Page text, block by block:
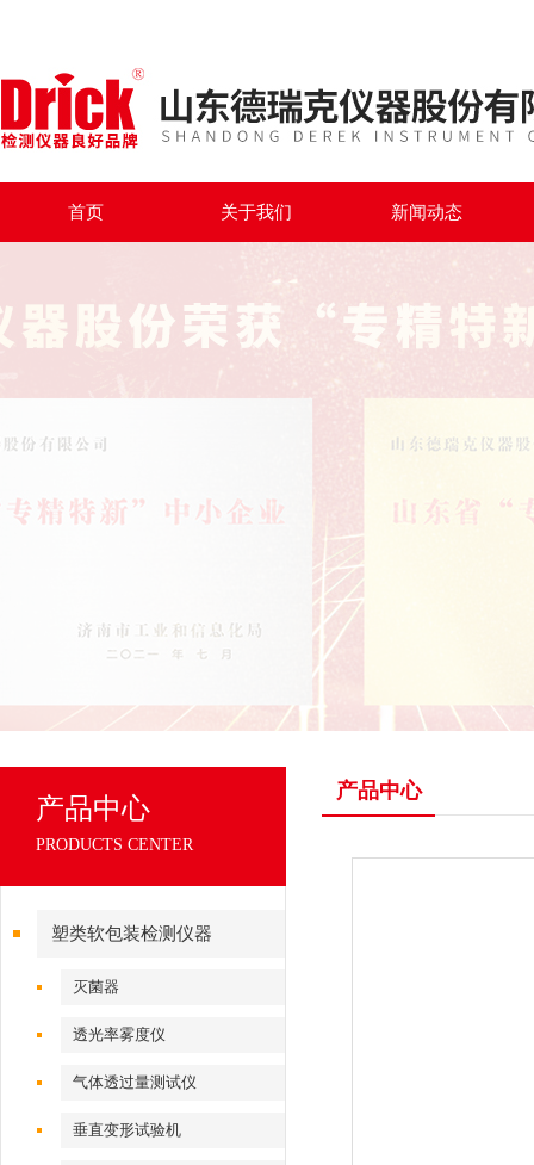
首页 关于我们 新闻动态
产品中心
PRODUCTS CENTER
塑类软包装检测仪器
灭菌器
透光率雾度仪
气体透过量测试仪
垂直变形试验机
产品中心